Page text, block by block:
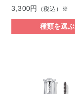
3,300円 （税込）※
種類を選ぶ